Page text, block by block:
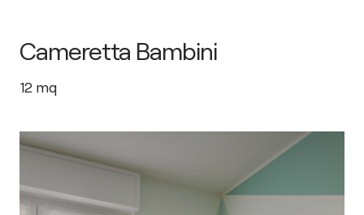
Cameretta Bambini
12 mq